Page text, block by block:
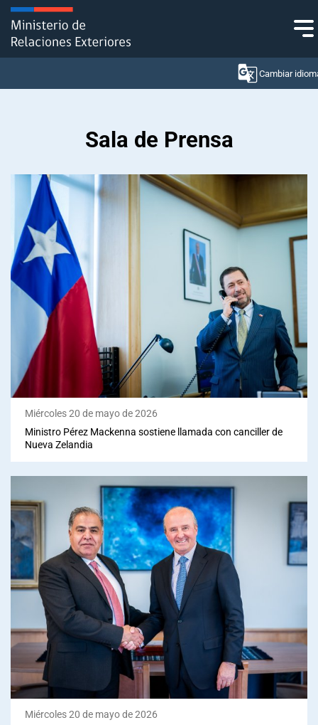
Click acá para ir directamente al contenido
Cambiar
Política Exterior
Embajadas y consulados
Servicios ciudadanos
Subsecretaría de Relaciones Económicas Internacionales
Sala de prensa
modo claro
Sala de Prensa
Miércoles 20 de mayo de 2026
Ministro Pérez Mackenna sostiene llamada con canciller de
Nueva Zelandia
Miércoles 20 de mayo de 2026